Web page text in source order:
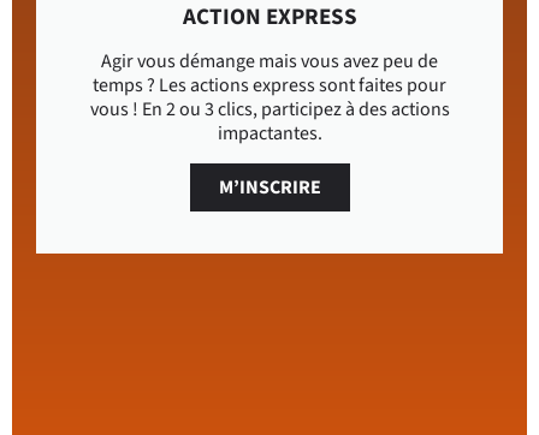
ACTION EXPRESS
Agir vous démange mais vous avez peu de
temps ? Les actions express sont faites pour
vous ! En 2 ou 3 clics, participez à des actions
impactantes.
M’INSCRIRE